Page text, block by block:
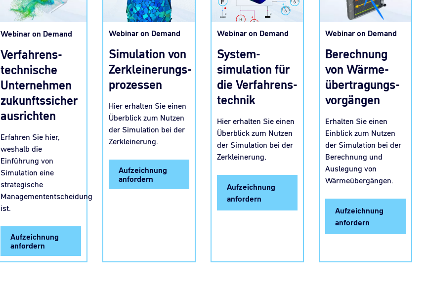
Webinar on Demand
Verfahrens-
technische
Unternehmen
zukunftssicher
ausrichten
Erfahren Sie hier,
weshalb die
Einführung von
Simulation eine
strategische
Managemententscheidung
ist.
Aufzeichnung
anfordern
Webinar on Demand
Simulation von
Zerkleinerungs-
prozessen
Hier erhalten Sie einen
Überblick zum Nutzen
der Simulation bei der
Zerkleinerung.
Aufzeichnung
anfordern
Webinar on Demand
System-
simulation für
die Verfahrens-
technik
Hier erhalten Sie einen
Überblick zum Nutzen
der Simulation bei der
Zerkleinerung.
Aufzeichnung
anfordern
Webinar on Demand
Berechnung
von Wärme-
übertragungs-
vorgängen
Erhalten Sie einen
Einblick zum Nutzen
der Simulation bei der
Berechnung und
Auslegung von
Wärmeübergängen.
Aufzeichnung
anfordern